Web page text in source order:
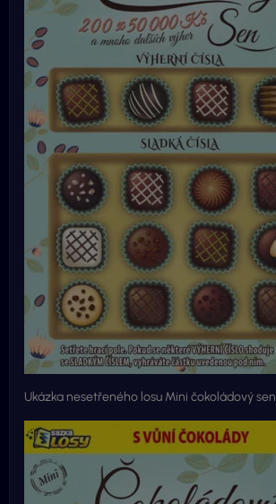
Ukázka nesetřeného losu Mini čokoládový sen